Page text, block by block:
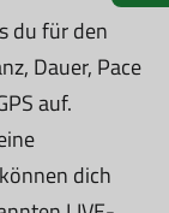
du für den
Dauer, Pace
auf.
dich